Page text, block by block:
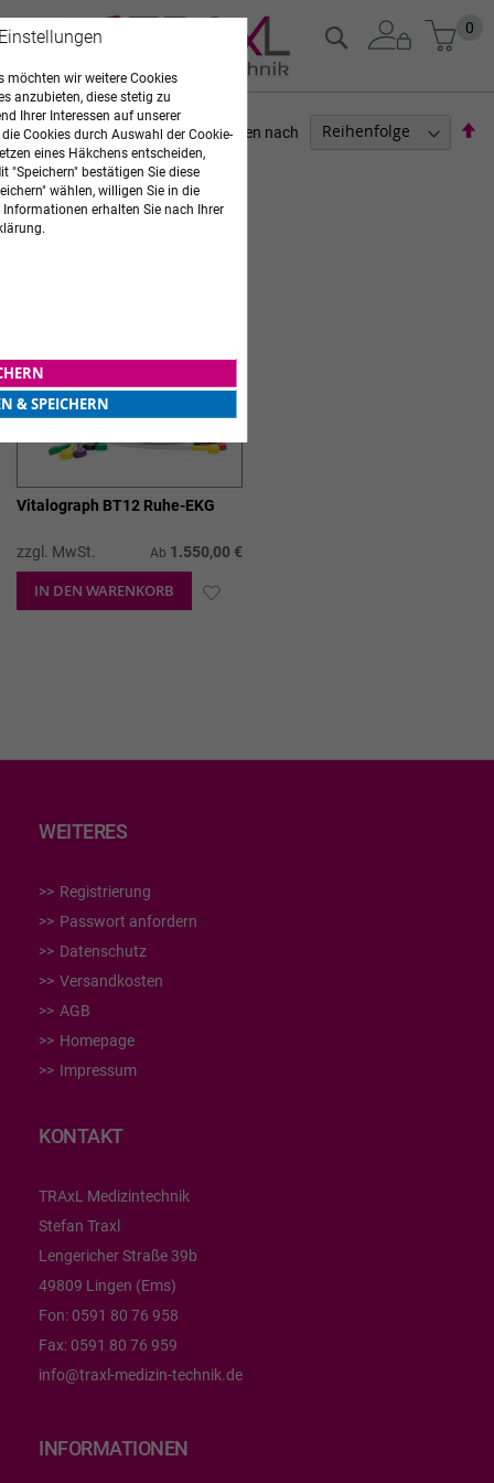
Zum
Inhalt
0
Suche
1Artikel
Sortieren nach
EKG- GERÄTE VITALOGRAPH
Vitalograph BT12 Ruhe-EKG
zzgl. MwSt. Ab 1.550,00 €
IN DEN WARENKORB ZUR
ARZTBEDARF
WEITERES
Registrierung
Passwort anfordern
Datenschutz
Versandkosten
AGB
Homepage
Impressum
KONTAKT
TRAxL Medizintechnik
Stefan Traxl
Lengericher Straße 39b
49809 Lingen (Ems)
Fon: 0591 80 76 958
Fax: 0591 80 76 959
info@traxl-medizin-technik.de
INFORMATIONEN
möchten wir weitere Cookies
anzubieten, diese stetig zu
Ihrer Interessen auf unserer
Cookies durch Auswahl der Cookie-
eines Häkchens entscheiden,
"Speichern" bestätigen Sie diese
wählen, willigen Sie in die
erhalten Sie nach Ihrer
& SPEICHERN